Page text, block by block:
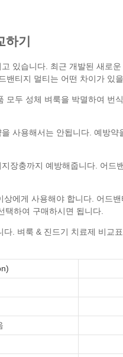
벼룩 & 진드기 치료제 비교표